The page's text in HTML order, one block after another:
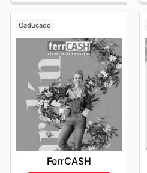
Caducado
FerrCASH